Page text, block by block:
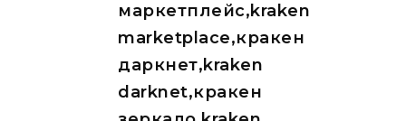
маркетплейс,kraken
marketplace,кракен
даркнет,kraken
darknet,кракен